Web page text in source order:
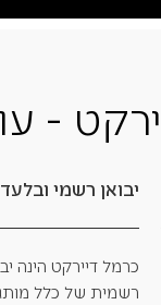
-
יבואן רשמי
כרמל דיירקט הינה
רשמית של כלל